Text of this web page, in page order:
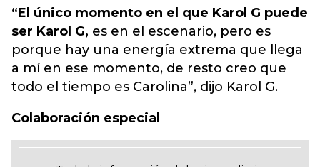
“El único momento en el que Karol G puede
ser Karol G, es en el escenario, pero es
porque hay una energía extrema que llega
a mí en ese momento, de resto creo que
todo el tiempo es Carolina”, dijo Karol G.
Colaboración especial